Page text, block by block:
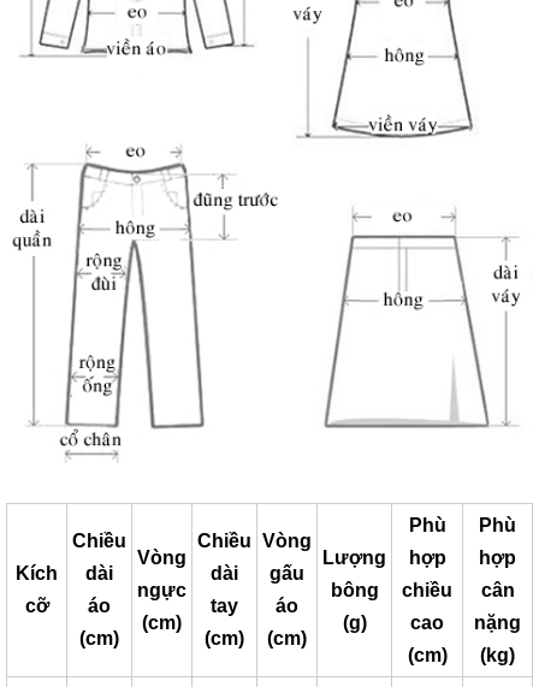
Kích
cỡ
Chiều
dài
áo
(cm)
Vòng
ngực
(cm)
Chiều
dài
tay
(cm)
Vòng
gấu
áo
(cm)
Lượng
bông
(g)
Phù
hợp
chiều
cao
(cm)
Phù
hợp
cân
nặng
(kg)